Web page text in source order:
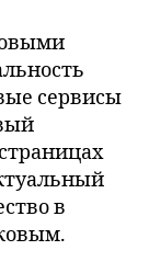
сервисы
в